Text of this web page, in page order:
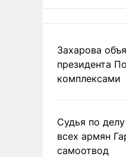
Захарова
президента
комплексами
Судья по
всех армян
самоотвод